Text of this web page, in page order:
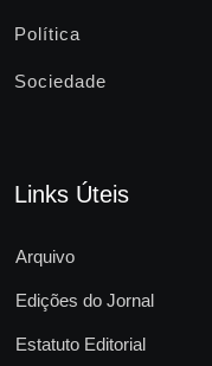
Política
Sociedade
Links Úteis
Arquivo
Edições do Jornal
Estatuto Editorial